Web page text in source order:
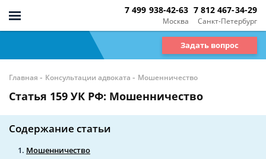
Москва
7 499 938-42-63
Санкт-Петербург
7 812 467-34-29
Задать вопрос
Главная - Консультации адвоката - Мошенничество
Статья 159 УК РФ: Мошенничество
Содержание статьи
Мошенничество